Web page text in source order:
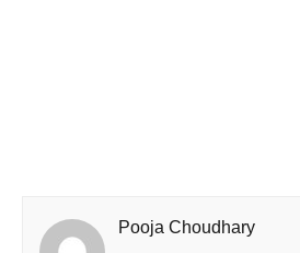
Pooja Choudhary